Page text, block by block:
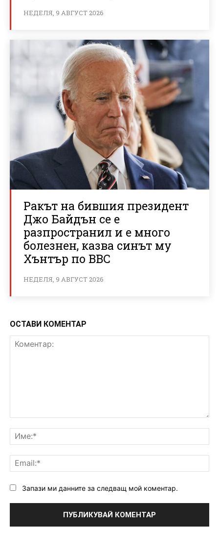
НЕДЕЛЯ, 9 АВГУСТ 2026
Ракът на бившия президент
Джо Байдън се е
разпространил и е много
болезнен, казва синът му
Хънтър по BBC
НЕДЕЛЯ, 9 АВГУСТ 2026
ОСТАВИ КОМЕНТАР
Запази ми данните за следващ мой коментар.